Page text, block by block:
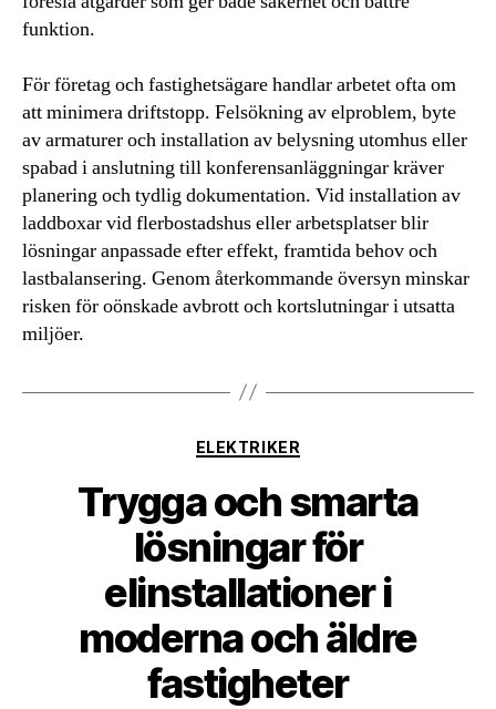
funktion.
För företag och fastighetsägare handlar arbetet ofta om
att minimera driftstopp. Felsökning av elproblem, byte
av armaturer och installation av belysning utomhus eller
spabad i anslutning till konferensanläggningar kräver
planering och tydlig dokumentation. Vid installation av
laddboxar vid flerbostadshus eller arbetsplatser blir
lösningar anpassade efter effekt, framtida behov och
lastbalansering. Genom återkommande översyn minskar
risken för oönskade avbrott och kortslutningar i utsatta
miljöer.
Kategorier
ELEKTRIKER
Trygga och smarta
lösningar för
elinstallationer i
moderna och äldre
fastigheter